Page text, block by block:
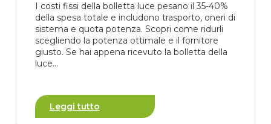
I costi fissi della bolletta luce pesano il 35-40%
della spesa totale e includono trasporto, oneri di
sistema e quota potenza. Scopri come ridurli
scegliendo la potenza ottimale e il fornitore
giusto. Se hai appena ricevuto la bolletta della
luce…
Leggi tutto